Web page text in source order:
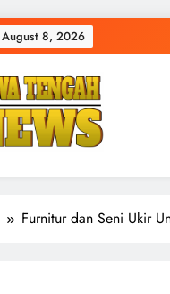
August 8, 2026
Furnitur dan Seni Ukir